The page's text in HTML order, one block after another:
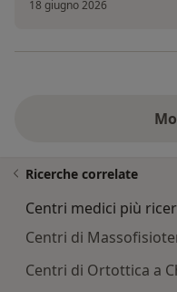
18 giugno 2026
Ricerche correlate
Centri medici più
Centri di
Centri di Ortottica a